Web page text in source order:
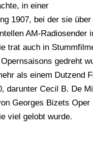
in einer
1907, bei der sie über
AM-Radiosender
trat auch in
gedreht
als einem Dutzend
darunter Cecil B. De
Georges Bizets Oper
viel gelobt wurde.